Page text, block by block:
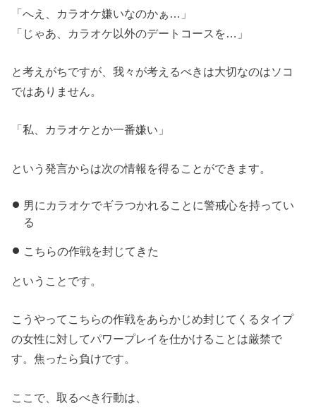
「へえ、カラオケ嫌いなのかぁ…」
「じゃあ、カラオケ以外のデートコースを…」
と考えがちですが、我々が考えるべきは大切なのはソコ
ではありません。
「私、カラオケとか一番嫌い」
という発言からは次の情報を得ることができます。
男にカラオケでギラつかれることに警戒心を持ってい
る
こちらの作戦を封じてきた
ということです。
こうやってこちらの作戦をあらかじめ封じてくるタイプ
の女性に対してパワープレイを仕かけることは厳禁で
す。焦ったら負けです。
ここで、取るべき行動は、